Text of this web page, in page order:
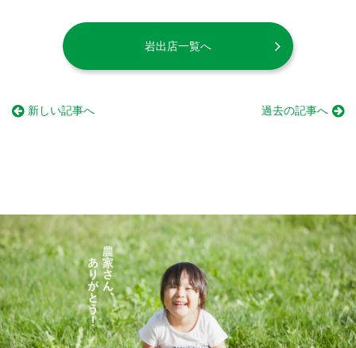
岩出店一覧へ
新しい記事へ 過去の記事へ